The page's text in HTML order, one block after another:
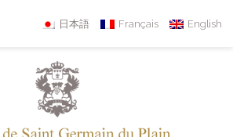
日本語 Français English